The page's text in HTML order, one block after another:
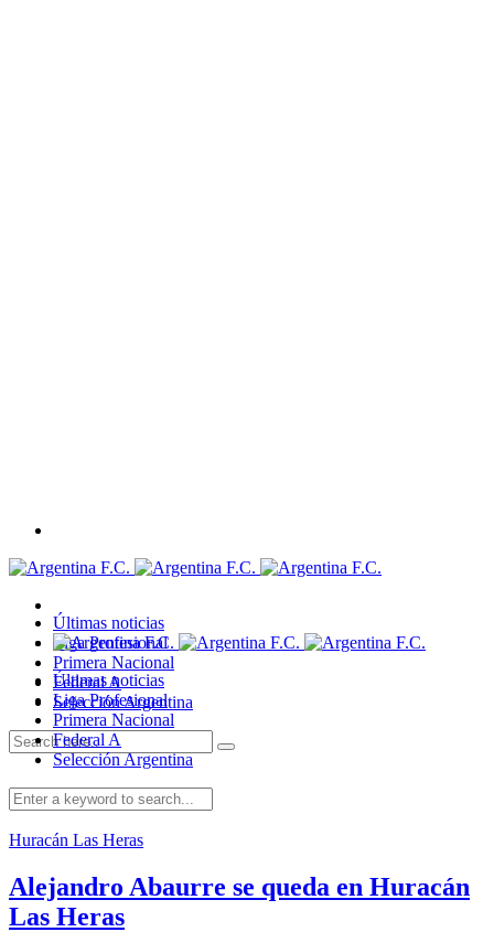
Últimas noticias
Liga Profesional
Primera Nacional
Federal A
Selección Argentina
Últimas noticias
Liga Profesional
Primera Nacional
Federal A
Selección Argentina
Huracán Las Heras
Alejandro Abaurre se queda en Huracán
Las Heras